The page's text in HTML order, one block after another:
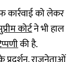
को लेकर
कोर्टने भी हाल
की है.